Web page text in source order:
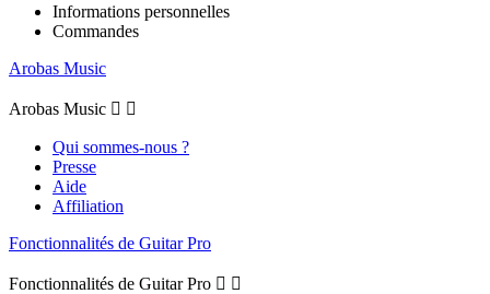
Informations personnelles
Commandes
Arobas Music
Arobas Music  
Qui sommes-nous ?
Presse
Aide
Affiliation
Fonctionnalités de Guitar Pro
Fonctionnalités de Guitar Pro  